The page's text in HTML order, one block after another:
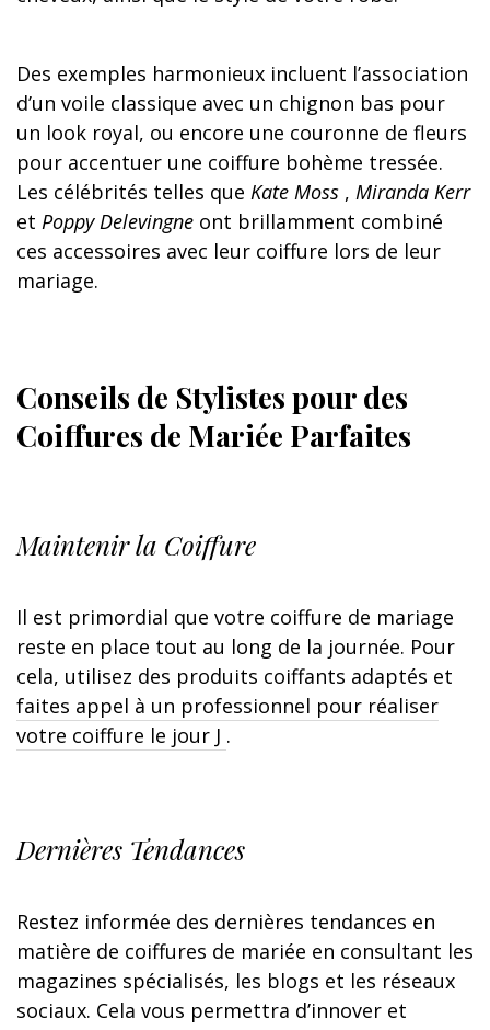
Des exemples harmonieux incluent l’association
d’un voile classique avec un chignon bas pour
un look royal, ou encore une couronne de fleurs
pour accentuer une coiffure bohème tressée.
Les célébrités telles que Kate Moss , Miranda Kerr
et Poppy Delevingne ont brillamment combiné
ces accessoires avec leur coiffure lors de leur
mariage.
Conseils de Stylistes pour des
Coiffures de Mariée Parfaites
Maintenir la Coiffure
Il est primordial que votre coiffure de mariage
reste en place tout au long de la journée. Pour
cela, utilisez des produits coiffants adaptés et
faites appel à un professionnel pour réaliser
votre coiffure le jour J .
Dernières Tendances
Restez informée des dernières tendances en
matière de coiffures de mariée en consultant les
magazines spécialisés, les blogs et les réseaux
sociaux. Cela vous permettra d’innover et